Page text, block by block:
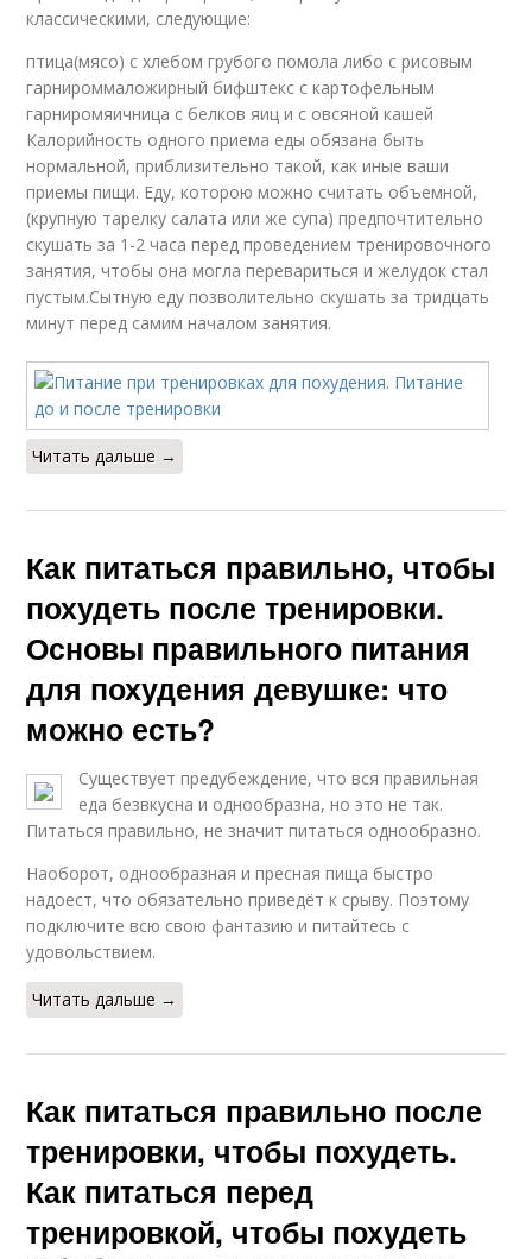
классическими, следующие:
птица(мясо) с хлебом грубого помола либо с рисовым
гарнироммаложирный бифштекс с картофельным
гарниромяичница с белков яиц и с овсяной кашей
Калорийность одного приема еды обязана быть
нормальной, приблизительно такой, как иные ваши
приемы пищи. Еду, которою можно считать объемной,
(крупную тарелку салата или же cупа) предпочтительно
скушать за 1-2 часа перед проведением тренировочного
занятия, чтобы она могла перевариться и желудок стал
пустым.Сытную еду позволительно скушать за тридцать
минут перед самим началом занятия.
Читать дальше →
Как питаться правильно, чтобы
похудеть после тренировки.
Основы правильного питания
для похудения девушке: что
можно есть?
Существует предубеждение, что вся правильная
еда безвкусна и однообразна, но это не так.
Питаться правильно, не значит питаться однообразно.
Наоборот, однообразная и пресная пища быстро
надоест, что обязательно приведёт к срыву. Поэтому
подключите всю свою фантазию и питайтесь с
удовольствием.
Читать дальше →
Как питаться правильно после
тренировки, чтобы похудеть.
Как питаться перед
тренировкой, чтобы похудеть